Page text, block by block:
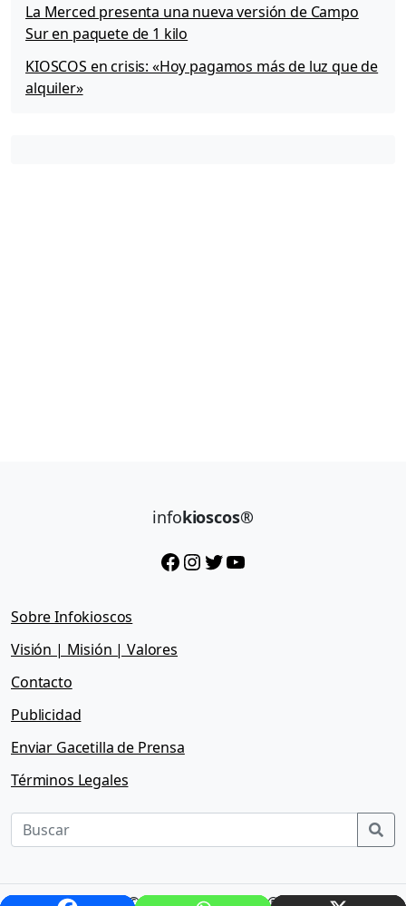
La Merced presenta una nueva versión de Campo
Sur en paquete de 1 kilo
KIOSCOS en crisis: «Hoy pagamos más de luz que de
alquiler»
infokioscos®
Facebook InstagramTwitter YouTube
Sobre Infokioscos
Visión | Misión | Valores
Contacto
Publicidad
Enviar Gacetilla de Prensa
Términos Legales